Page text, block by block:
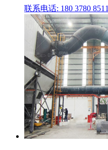
联系电话: 180 3780 8511